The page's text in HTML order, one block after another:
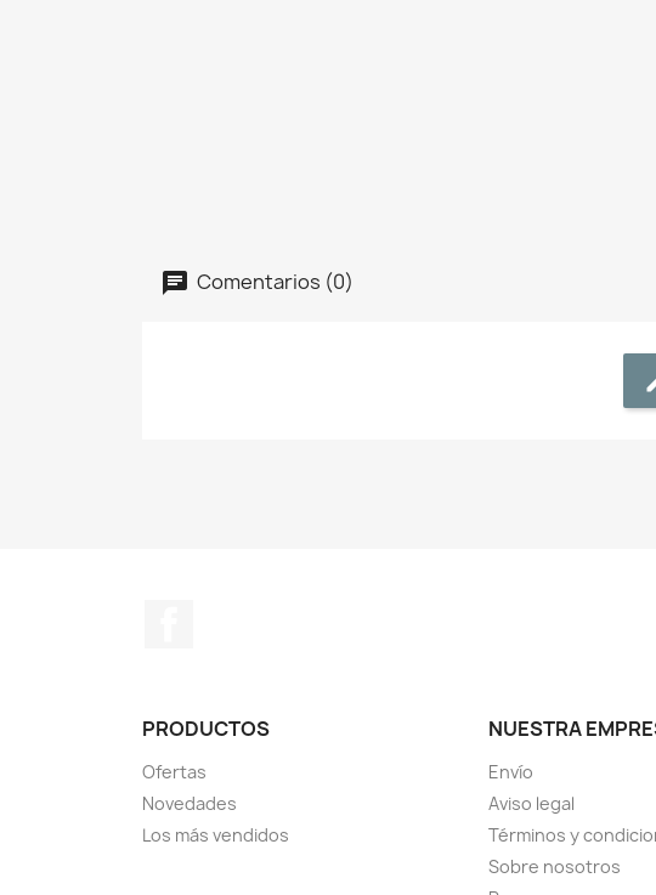
Comentarios (0)
PRODUCTOS
Ofertas
Novedades
Los más vendidos
NUESTRA
Envío
Aviso legal
Términos y
Sobre nosotros